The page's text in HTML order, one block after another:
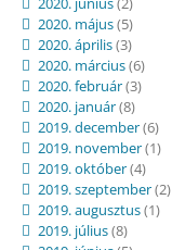
2020. május(5)
2020. április(3)
2020. március(6)
2020. február(3)
2020. január(8)
2019. december(6)
2019. november(1)
2019. október(4)
2019. szeptember(2)
2019. augusztus(1)
2019. július(8)